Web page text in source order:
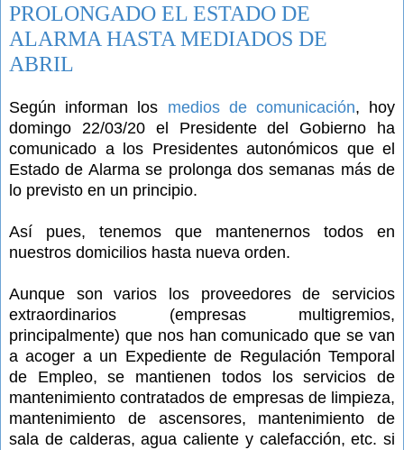
PROLONGADO EL ESTADO DE
ALARMA HASTA MEDIADOS DE
ABRIL
Según informan los medios de comunicación, hoy
domingo 22/03/20 el Presidente del Gobierno ha
comunicado a los Presidentes autonómicos que el
Estado de Alarma se prolonga dos semanas más de
lo previsto en un principio.
Así pues, tenemos que mantenernos todos en
nuestros domicilios hasta nueva orden.
Aunque son varios los proveedores de servicios
extraordinarios (empresas multigremios,
principalmente) que nos han comunicado que se van
a acoger a un Expediente de Regulación Temporal
de Empleo, se mantienen todos los servicios de
mantenimiento contratados de empresas de limpieza,
mantenimiento de ascensores, mantenimiento de
sala de calderas, agua caliente y calefacción, etc. si